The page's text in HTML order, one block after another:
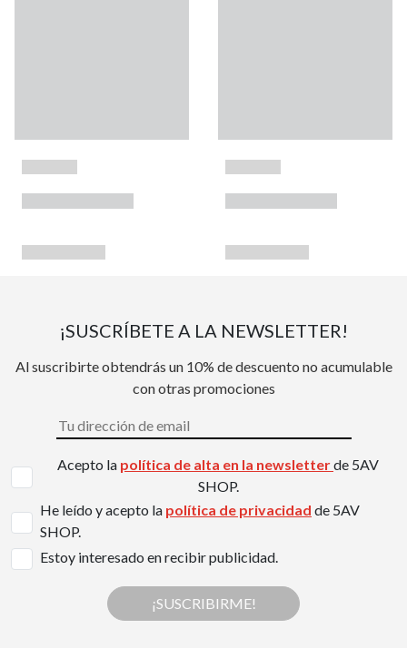
¡SUSCRÍBETE A LA NEWSLETTER!
Al suscribirte obtendrás un 10% de descuento no acumulable
con otras promociones
Acepto la política de alta en la newsletterde 5AV
SHOP.
He leído y acepto la política de privacidad de 5AV
SHOP.
Estoy interesado en recibir publicidad.
¡SUSCRIBIRME!